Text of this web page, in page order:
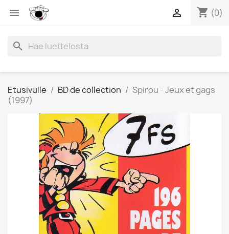
 shopping_cart (0)

search
Etusivulle BD de collection
Spirou - Jeux et gags
(1997)